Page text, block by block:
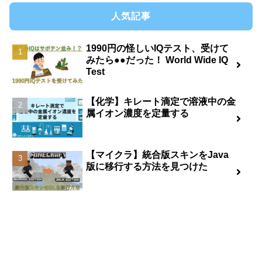
人気記事
1990円の怪しいIQテスト、受けて
みたら●●だった！ World Wide IQ
Test
【化学】キレート滴定で溶液中の金
属イオン濃度を定量する
【マイクラ】統合版スキンをJava
版に移行する方法を見つけた